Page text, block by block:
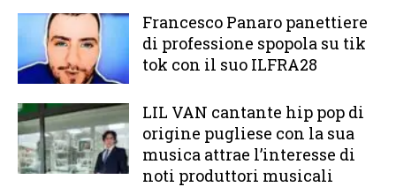
Francesco Panaro panettiere
di professione spopola su tik
tok con il suo ILFRA28
LIL VAN cantante hip pop di
origine pugliese con la sua
musica attrae l’interesse di
noti produttori musicali